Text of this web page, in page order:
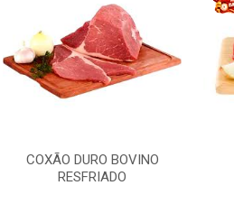
COXÃO DURO BOVINO
RESFRIADO